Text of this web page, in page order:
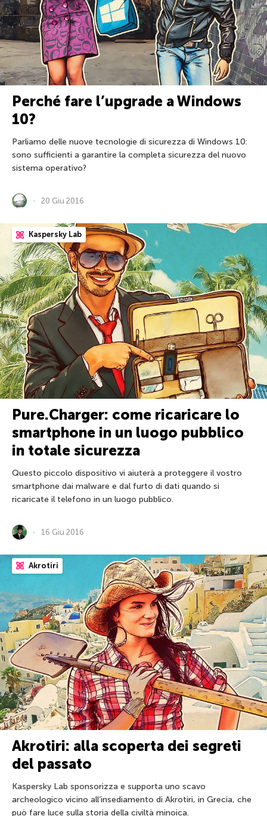
Perché fare l’upgrade a Windows
10?
Parliamo delle nuove tecnologie di sicurezza di Windows 10:
sono sufficienti a garantire la completa sicurezza del nuovo
sistema operativo?
20 Giu 2016
Kaspersky Lab
Pure.Charger: come ricaricare lo
smartphone in un luogo pubblico
in totale sicurezza
Questo piccolo dispositivo vi aiuterà a proteggere il vostro
smartphone dai malware e dal furto di dati quando si
ricaricate il telefono in un luogo pubblico.
16 Giu 2016
Akrotiri
Akrotiri: alla scoperta dei segreti
del passato
Kaspersky Lab sponsorizza e supporta uno scavo
archeologico vicino all’insediamento di Akrotiri, in Grecia, che
può fare luce sulla storia della civiltà minoica.